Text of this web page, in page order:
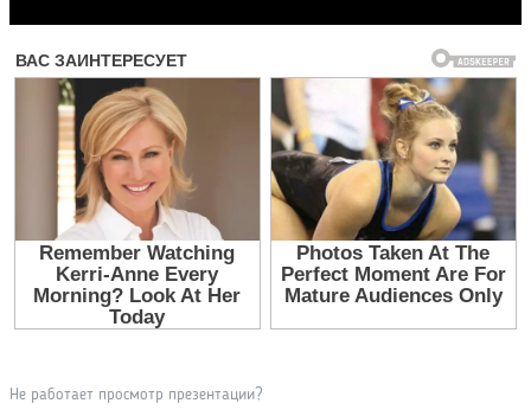
Не работает просмотр презентации?